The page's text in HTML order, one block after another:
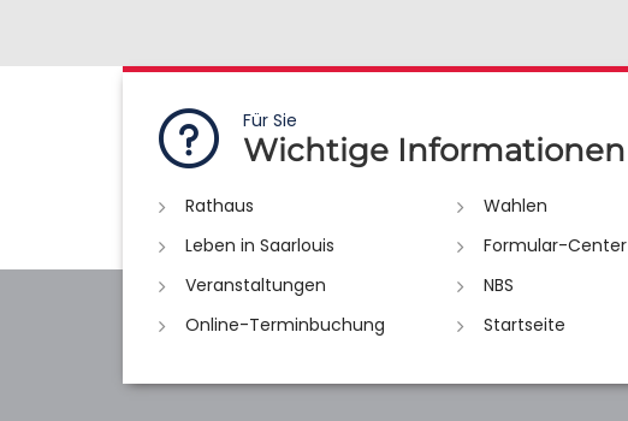
Für Sie
Wichtige Informationen
Rathaus
Wahlen
Leben in Saarlouis
Formular-Center
Veranstaltungen
NBS
Online-Terminbuchung
Startseite